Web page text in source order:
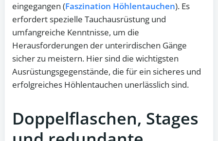
eingegangen (Faszination Höhlentauchen). Es
erfordert spezielle Tauchausrüstung und
umfangreiche Kenntnisse, um die
Herausforderungen der unterirdischen Gänge
sicher zu meistern. Hier sind die wichtigsten
Ausrüstungsgegenstände, die für ein sicheres und
erfolgreiches Höhlentauchen unerlässlich sind.
Doppelflaschen, Stages